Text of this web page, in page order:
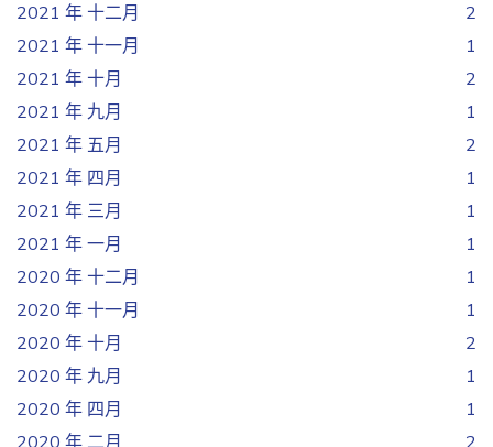
2021 年 十二月
2
2021 年 十一月
1
2021 年 十月
2
2021 年 九月
1
2021 年 五月
2
2021 年 四月
1
2021 年 三月
1
2021 年 一月
1
2020 年 十二月
1
2020 年 十一月
1
2020 年 十月
2
2020 年 九月
1
2020 年 四月
1